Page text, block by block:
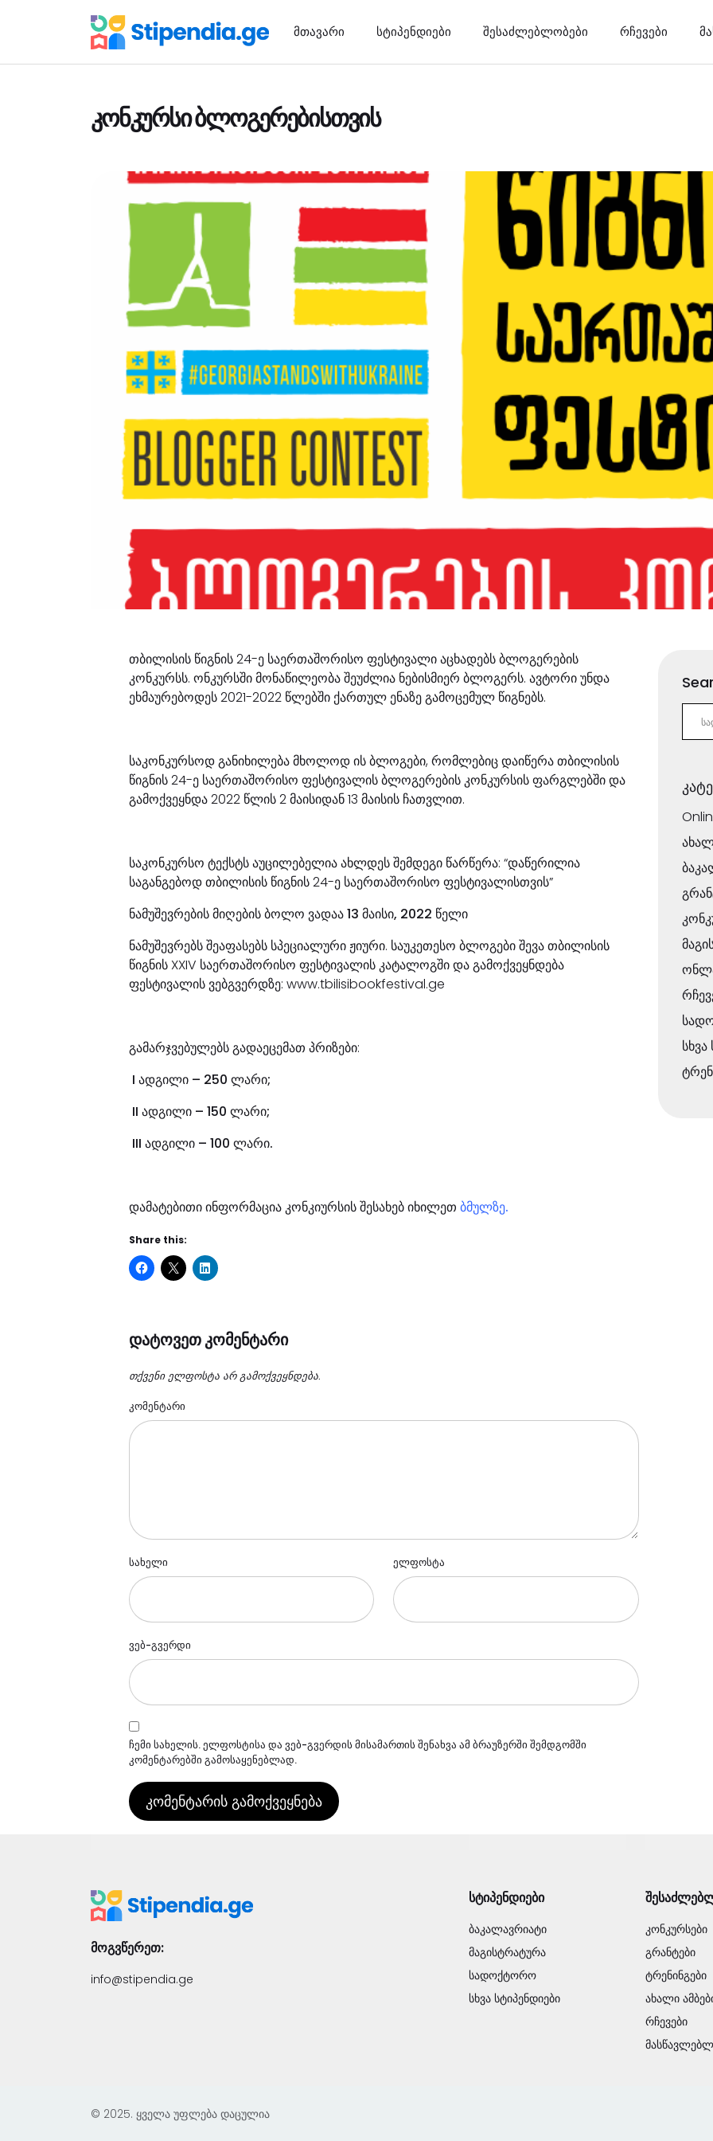
მთავარი სტიპენდიები შესაძლებლობები რჩევები
კონკურსი ბლოგერებისთვის
თბილისის წიგნის 24-ე საერთაშორისო ფესტივალი აცხადებს ბლოგერების
კონკურსს. ონკურსში მონაწილეობა შეუძლია ნებისმიერ ბლოგერს. ავტორი უნდა
ეხმაურებოდეს 2021-2022 წლებში ქართულ ენაზე გამოცემულ წიგნებს.
საკონკურსოდ განიხილება მხოლოდ ის ბლოგები, რომლებიც დაიწერა თბილისის
წიგნის 24-ე საერთაშორისო ფესტივალის ბლოგერების კონკურსის ფარგლებში და
გამოქვეყნდა 2022 წლის 2 მაისიდან 13 მაისის ჩათვლით.
საკონკურსო ტექსტს აუცილებელია ახლდეს შემდეგი წარწერა: “დაწერილია
საგანგებოდ თბილისის წიგნის 24-ე საერთაშორისო ფესტივალისთვის”
ნამუშევრების მიღების ბოლო ვადაა 13 მაისი, 2022 წელი
ნამუშევრებს შეაფასებს სპეციალური ჟიური. საუკეთესო ბლოგები შევა თბილისის
წიგნის XXIV საერთაშორისო ფესტივალის კატალოგში და გამოქვეყნდება
ფესტივალის ვებგვერდზე: www.tbilisibookfestival.ge
გამარჯვებულებს გადაეცემათ პრიზები:
I ადგილი – 250 ლარი;
II ადგილი – 150 ლარი;
III ადგილი – 100 ლარი.
დამატებითი ინფორმაცია კონკიურსის შესახებ იხილეთ ბმულზე.
Share this:
დატოვეთ კომენტარი
თქვენი ელფოსტა არ გამოქვეყნდება.
კომენტარი
სახელი ელფოსტა
ვებ-გვერდი
ჩემი სახელის. ელფოსტისა და ვებ-გვერდის მისამართის შენახვა ამ ბრაუზერში შემდგომში
კომენტარებში გამოსაყენებლად.
სხვა
მოგვწერეთ:
info@stipendia.ge
სტიპენდიები
ბაკალავრიატი
მაგისტრატურა
სადოქტორო
სხვა სტიპენდიები
კონკურსები
გრანტები
ტრენინგები
ახალი
რჩევები
© 2025. ყველა უფლება დაცულია